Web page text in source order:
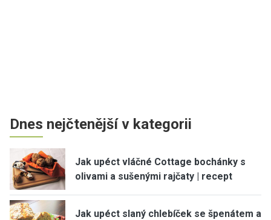
Dnes nejčtenější v kategorii
Jak upéct vláčné Cottage bochánky s
olivami a sušenými rajčaty | recept
Jak upéct slaný chlebíček se špenátem a